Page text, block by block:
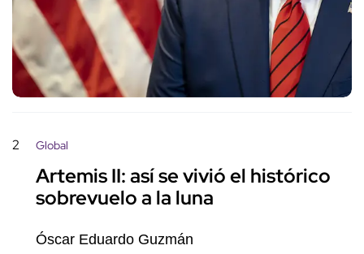
2 Global
Artemis II: así se vivió el histórico
sobrevuelo a la luna
Óscar Eduardo Guzmán